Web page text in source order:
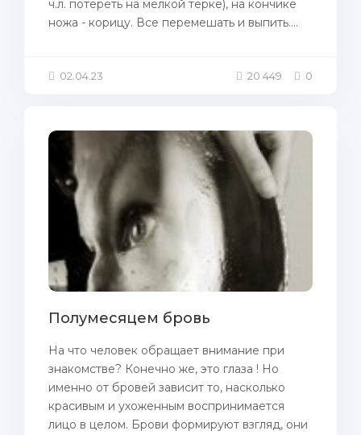
ч.л. потереть на мелкой терке), на кончике
ножа - корицу. Все перемешать и выпить....
02.04.23 20 449 0
Полумесяцем бровь
На что человек обращает внимание при
знакомстве? Конечно же, это глаза ! Но
именно от бровей зависит то, насколько
красивым и ухоженным воспринимается
лицо в целом. Брови формируют взгляд, они